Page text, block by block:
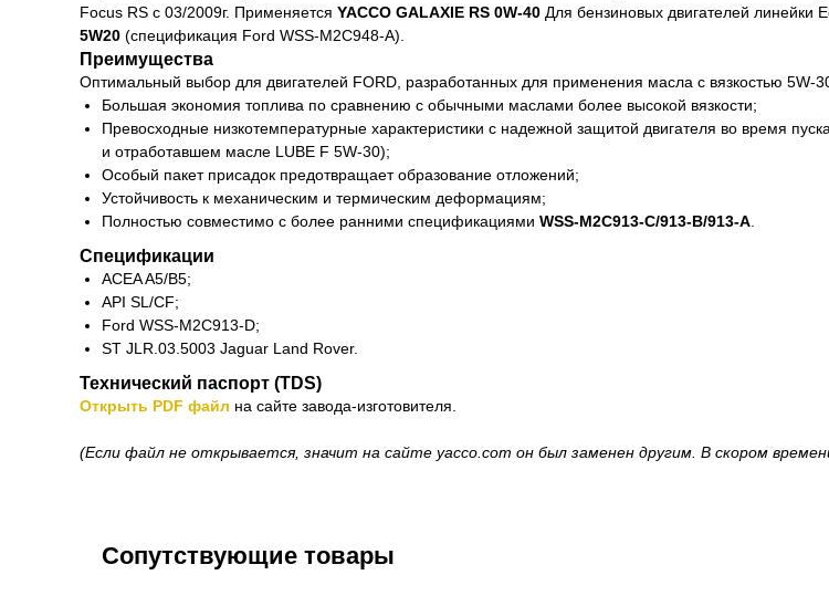
Focus RS с 03/2009г. Применяется YACCO GALAXIE RS 0W-40 Для бензиновых двигателей линейки
5W20 (спецификация Ford WSS-M2C948-A).
Преимущества
Оптимальный выбор для двигателей FORD, разработанных для применения масла с вязкостью 5W-
Большая экономия топлива по сравнению с обычными маслами более высокой вязкости;
Превосходные низкотемпературные характеристики с надежной защитой двигателя во время
и отработавшем масле LUBE F 5W-30);
Особый пакет присадок предотвращает образование отложений;
Устойчивость к механическим и термическим деформациям;
Полностью совместимо с более ранними спецификациями WSS-M2C913-C/913-B/913-A.
Спецификации
ACEA A5/B5;
API SL/CF;
Ford WSS-M2C913-D;
ST JLR.03.5003 Jaguar Land Rover.
Технический паспорт (TDS)
Открыть PDF файл на сайте завода-изготовителя.
(Если файл не открывается, значит на сайте yacco.com он был заменен другим. В скором
Сопутствующие товары